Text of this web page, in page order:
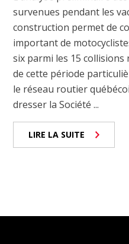
survenues pendant les
construction permet de
important de
six parmi les 15 collisions
de cette période
le réseau routier
dresser la Société ...
LIRE LA SUITE